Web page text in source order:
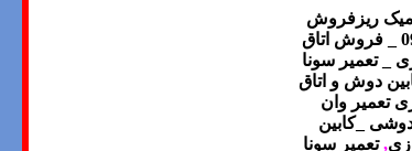
ریزفروش
تعمیر اتاق دوش09121507825 _ فروش اتاق
_ تعمیر سونا
_کابین دوش و اتاق
تعمیر وان
_کابین
,تعمیر سونا